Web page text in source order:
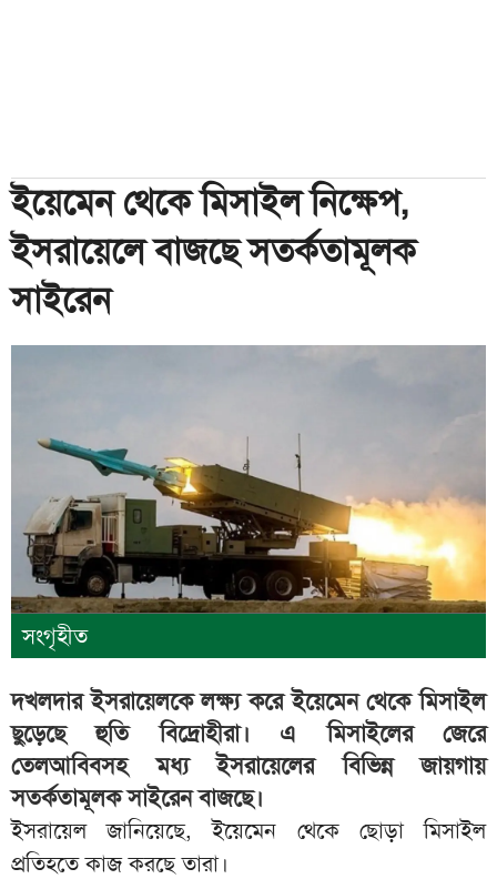
ইয়েমেন থেকে মিসাইল নিক্ষেপ,
ইসরায়েলে বাজছে সতর্কতামূলক
সাইরেন
সংগৃহীত
দখলদার ইসরায়েলকে লক্ষ্য করে ইয়েমেন থেকে মিসাইল
ছুড়েছে হুতি বিদ্রোহীরা। এ মিসাইলের জেরে
তেলআবিবসহ মধ্য ইসরায়েলের বিভিন্ন জায়গায়
সতর্কতামূলক সাইরেন বাজছে।
ইসরায়েল জানিয়েছে, ইয়েমেন থেকে ছোড়া মিসাইল
প্রতিহতে কাজ করছে তারা।